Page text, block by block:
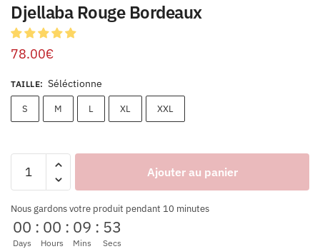
Djellaba Rouge Bordeaux
78.00€
TAILLE: Séléctionne
S M L XL XXL
Ajouter au panier
Nous gardons votre produit pendant 10 minutes
00
Days
: 00
Hours
: 09
Mins
: 53
Secs